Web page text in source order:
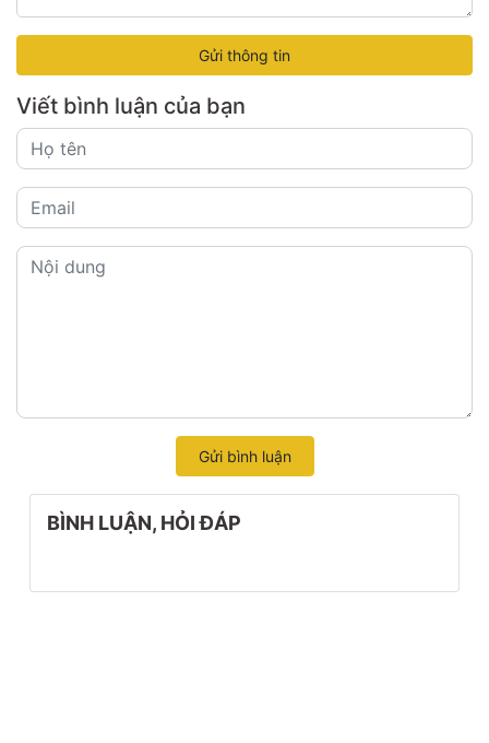
Gửi thông tin
Viết bình luận của bạn
Gửi bình luận
BÌNH LUẬN, HỎI ĐÁP